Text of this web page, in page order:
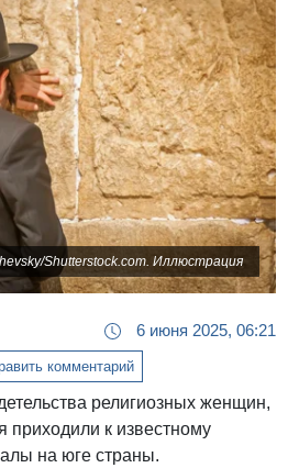
Shutterstock.com. Иллюстрация
6 июня 2025, 06:21
комментарий
религиозных женщин,
приходили к известному
на юге страны.